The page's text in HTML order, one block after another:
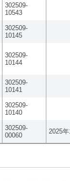
302509-
10543
302509-
10145
302509-
10144
302509-
10141
302509-
10140
302509-
00060
2025